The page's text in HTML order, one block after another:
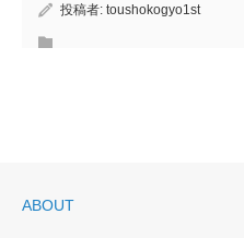
投稿者: toushokogyo1st
ABOUT